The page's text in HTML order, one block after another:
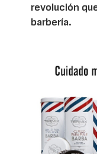
revolución
barbería.